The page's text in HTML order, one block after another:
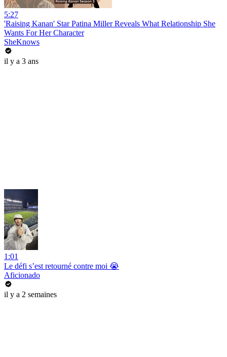
5:27
'Raising Kanan' Star Patina Miller Reveals What Relationship She
Wants For Her Character
SheKnows
il y a 3 ans
1:01
Le défi s’est retourné contre moi 😭
Aficionado
il y a 2 semaines